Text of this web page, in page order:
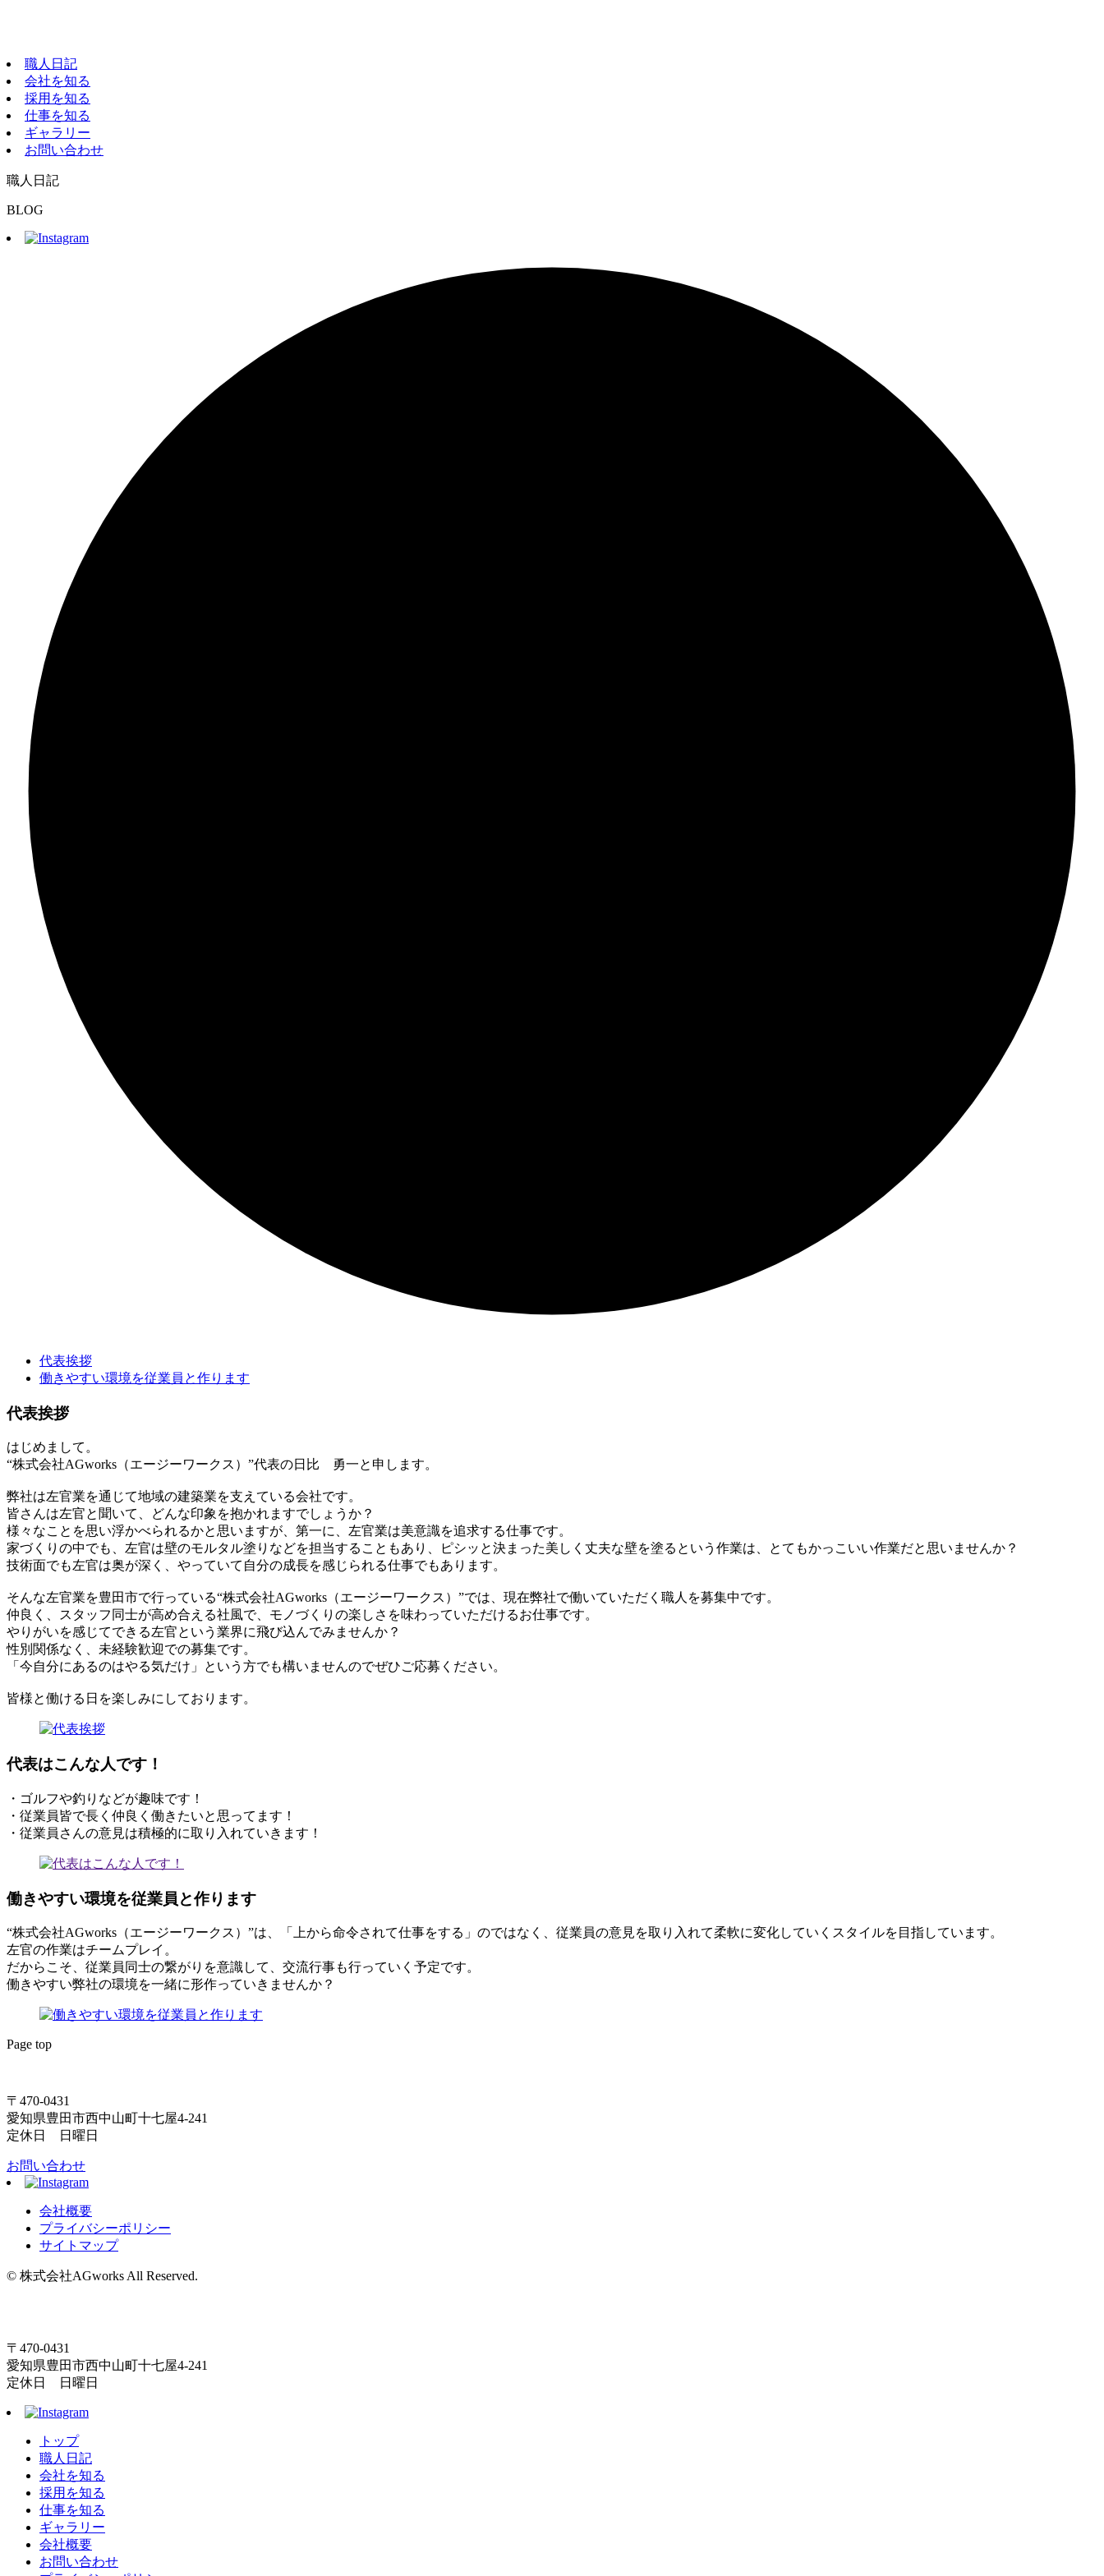
職人日記
会社を知る
採用を知る
仕事を知る
ギャラリー
お問い合わせ
職人日記
BLOG
代表挨拶
働きやすい環境を従業員と作ります
代表挨拶
はじめまして。
“株式会社AGworks（エージーワークス）”代表の日比 勇一と申します。
弊社は左官業を通じて地域の建築業を支えている会社です。
皆さんは左官と聞いて、どんな印象を抱かれますでしょうか？
様々なことを思い浮かべられるかと思いますが、第一に、左官業は美意識を追求する仕事です。
家づくりの中でも、左官は壁のモルタル塗りなどを担当することもあり、ピシッと決まった美しく丈夫な壁を塗るという作業は、とてもかっこいい作業だと思いませんか？
技術面でも左官は奥が深く、やっていて自分の成長を感じられる仕事でもあります。
そんな左官業を豊田市で行っている“株式会社AGworks（エージーワークス）”では、現在弊社で働いていただく職人を募集中です。
仲良く、スタッフ同士が高め合える社風で、モノづくりの楽しさを味わっていただけるお仕事です。
やりがいを感じてできる左官という業界に飛び込んでみませんか？
性別関係なく、未経験歓迎での募集です。
「今自分にあるのはやる気だけ」という方でも構いませんのでぜひご応募ください。
皆様と働ける日を楽しみにしております。
代表はこんな人です！
・ゴルフや釣りなどが趣味です！
・従業員皆で長く仲良く働きたいと思ってます！
・従業員さんの意見は積極的に取り入れていきます！
働きやすい環境を従業員と作ります
“株式会社AGworks（エージーワークス）”は、「上から命令されて仕事をする」のではなく、従業員の意見を取り入れて柔軟に変化していくスタイルを目指しています。
左官の作業はチームプレイ。
だからこそ、従業員同士の繋がりを意識して、交流行事も行っていく予定です。
働きやすい弊社の環境を一緒に形作っていきませんか？
Page top
〒470-0431
愛知県豊田市西中山町十七屋4-241
定休日 日曜日
お問い合わせ
会社概要
プライバシーポリシー
サイトマップ
© 株式会社AGworks All Reserved.
〒470-0431
愛知県豊田市西中山町十七屋4-241
定休日 日曜日
トップ
職人日記
会社を知る
採用を知る
仕事を知る
ギャラリー
会社概要
お問い合わせ